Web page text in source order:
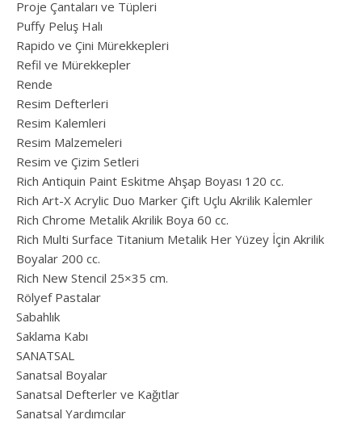
Proje Çantaları ve Tüpleri
Puffy Peluş Halı
Rapido ve Çini Mürekkepleri
Refil ve Mürekkepler
Rende
Resim Defterleri
Resim Kalemleri
Resim Malzemeleri
Resim ve Çizim Setleri
Rich Antiquin Paint Eskitme Ahşap Boyası 120 cc.
Rich Art-X Acrylic Duo Marker Çift Uçlu Akrilik Kalemler
Rich Chrome Metalik Akrilik Boya 60 cc.
Rich Multi Surface Titanium Metalik Her Yüzey İçin Akrilik
Boyalar 200 cc.
Rich New Stencil 25×35 cm.
Rölyef Pastalar
Sabahlık
Saklama Kabı
SANATSAL
Sanatsal Boyalar
Sanatsal Defterler ve Kağıtlar
Sanatsal Yardımcılar